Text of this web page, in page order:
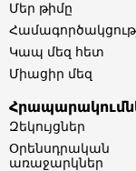
Մեր թիմը​
Կապ մեզ հետ
Միացիր մեզ
Զեկույցներ
Օրենսդրական
առաջարկներ